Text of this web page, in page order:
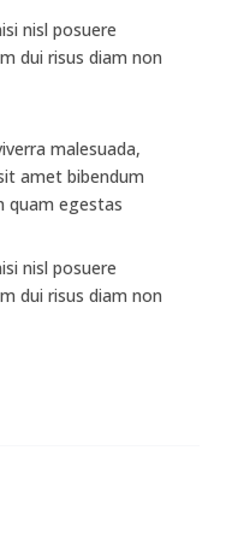
nisl posuere
dui risus diam non
malesuada,
amet bibendum
quam egestas
nisl posuere
dui risus diam non